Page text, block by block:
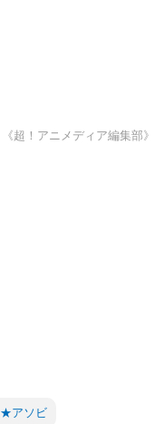
《超！アニメディア編集部》
★アソビ